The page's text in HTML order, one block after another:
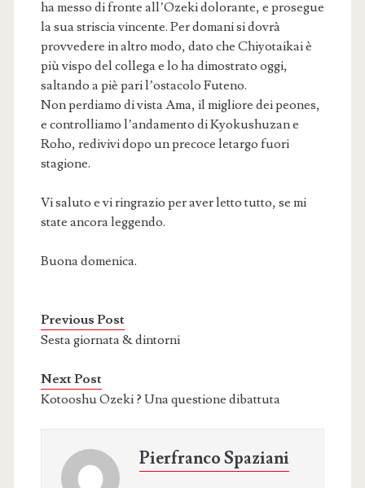
ha messo di fronte all’Ozeki dolorante, e prosegue
la sua striscia vincente. Per domani si dovrà
provvedere in altro modo, dato che Chiyotaikai è
più vispo del collega e lo ha dimostrato oggi,
saltando a piè pari l’ostacolo Futeno.
Non perdiamo di vista Ama, il migliore dei peones,
e controlliamo l’andamento di Kyokushuzan e
Roho, redivivi dopo un precoce letargo fuori
stagione.
Vi saluto e vi ringrazio per aver letto tutto, se mi
state ancora leggendo.
Buona domenica.
Previous Post
Sesta giornata & dintorni
Next Post
Kotooshu Ozeki ? Una questione dibattuta
Pierfranco Spaziani